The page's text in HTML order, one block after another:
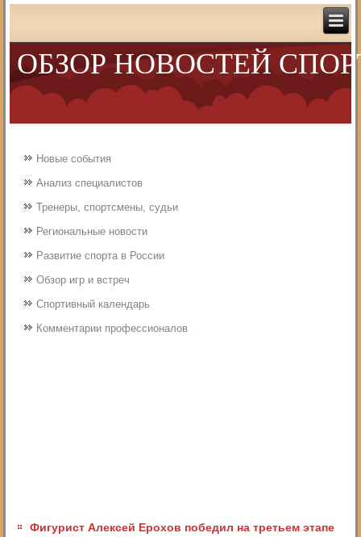
ОБЗОР НОВОСТЕЙ
Новые события
Анализ специалистов
Тренеры, спортсмены, судьи
Региональные новости
Развитие спорта в России
Обзор игр и встреч
Спортивный календарь
Комментарии профессионалов
Фигурист Алексей Ерохов победил на третьем этапе